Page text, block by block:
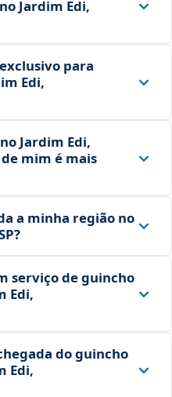
Jardim Edi,
para
Edi,
Jardim Edi,
mim é mais
a minha região no
serviço de guincho
Edi,
do guincho
Edi,